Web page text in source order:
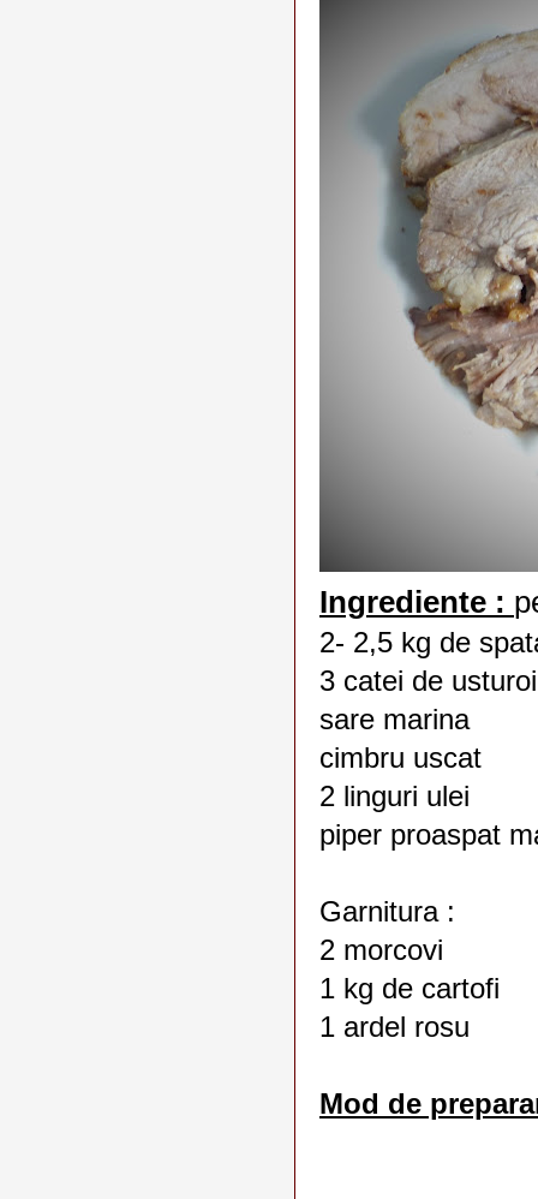
Ingrediente :
2- 2,5 kg de
3 catei de usturoi
sare marina
cimbru uscat
2 linguri ulei
piper proaspat
Garnitura :
2 morcovi
1 kg de cartofi
1 ardel rosu
Mod de